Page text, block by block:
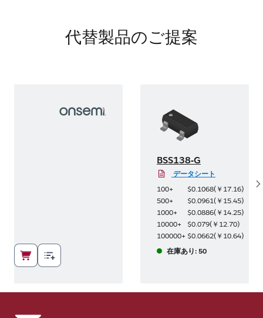
代替製品のご提案
BSS138-G
データシート
100+
$0.1068(￥17.16)
500+
$0.0961(￥15.45)
1000+
$0.0886(￥14.25)
10000+
$0.079(￥12.70)
100000+ $0.0662(￥10.64)
在庫あり: 50